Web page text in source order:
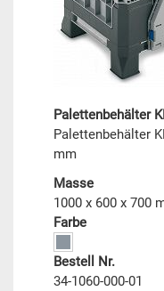
Palettenbehälter
Palettenbehälter
mm
Masse
1000 x 600 x 700
Farbe
Bestell Nr.
34-1060-000-01